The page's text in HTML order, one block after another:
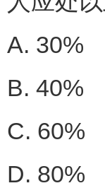
A. 30%
B. 40%
C. 60%
D. 80%